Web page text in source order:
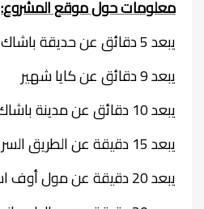
معلومات حول موقع المشروع:
يبعد 5 دقائق عن حديقة باشاك شهير
يبعد 9 دقائق عن كايا شهير
يبعد 10 دقائق عن مدينة باشاك شهير الطبية
يبعد 15 دقيقة عن الطريق السريع
يبعد 20 دقيقة عن مول أوف اسطنبول